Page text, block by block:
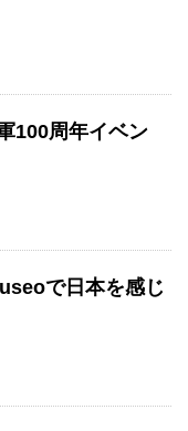
100周年イベン
で日本を感じ